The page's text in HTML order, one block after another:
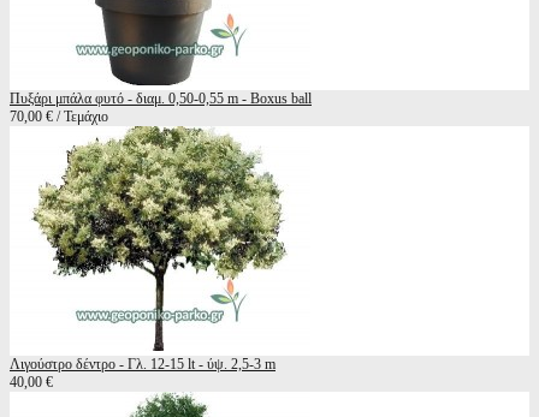
Πυξάρι μπάλα φυτό - διαμ. 0,50-0,55 m - Boxus ball
70,00 € / Τεμάχιο
Λιγούστρο δέντρο - Γλ. 12-15 lt - ύψ. 2,5-3 m
40,00 €